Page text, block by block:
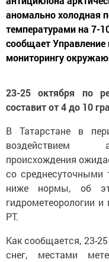
аномально холодная
температурами на 7-
сообщает Управление
мониторингу
23-25 октября по
составит от 4 до 10
В Татарстане в
воздействием
происхождения
со среднесуточными
ниже нормы, об
гидрометеорологии
РТ.
Как сообщается, 23-
снег, местами